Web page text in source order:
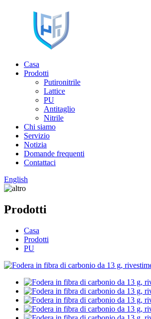
Casa
Prodotti
Putironitrile
Lattice
PU
Antitaglio
Nitrile
Chi siamo
Servizio
Notizia
Domande frequenti
Contattaci
English
Prodotti
Casa
Prodotti
PU